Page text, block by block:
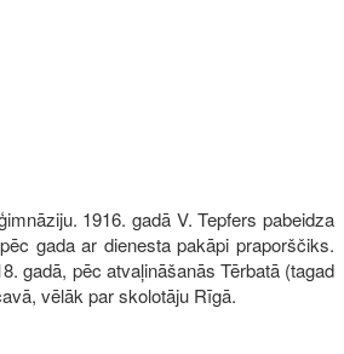
1916. gadā V. Tepfers pabeidza
gada ar dienesta pakāpi praporščiks.
gadā, pēc atvaļināšanās Tērbatā (tagad
vēlāk par skolotāju Rīgā.